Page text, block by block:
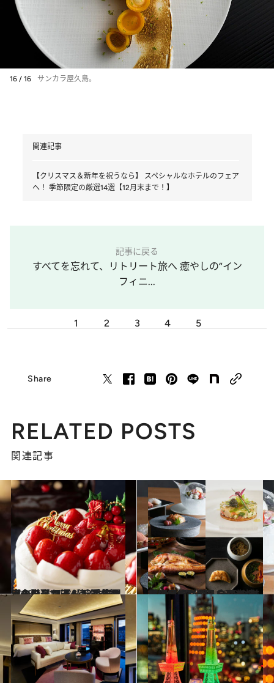
16 / 16 サンカラ屋久島。
関連記事
【クリスマス＆新年を祝うなら】 スペシャルなホテルのフェア
へ！ 季節限定の厳選14選【12月末まで！】
記事に戻る
すべてを忘れて、リトリート旅へ 癒やしの“イン
フィニ...
1 2 3 4 5
Share
RELATED POSTS
関連記事
2023.11.12
【クリスマス＆新年を祝うなら】 スペシャルなホテルのフェアへ！ 季節限定の厳選14選【12月末まで！】
旅＆お出かけ 2023.11.4
旅の目的になる全国の“美食宿”10選 静岡・沼津「沼津倶楽部」ほか2023年にオープンした最新情報！
旅＆お出かけ